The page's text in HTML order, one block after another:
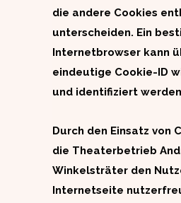
die andere Cookies
unterscheiden. Ein
Internetbrowser kann
eindeutige Cookie-ID
und identifiziert
Durch den Einsatz von
die Theaterbetrieb
Winkelsträter den
Internetseite